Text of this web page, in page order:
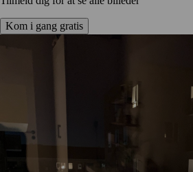
Kom i gang gratis